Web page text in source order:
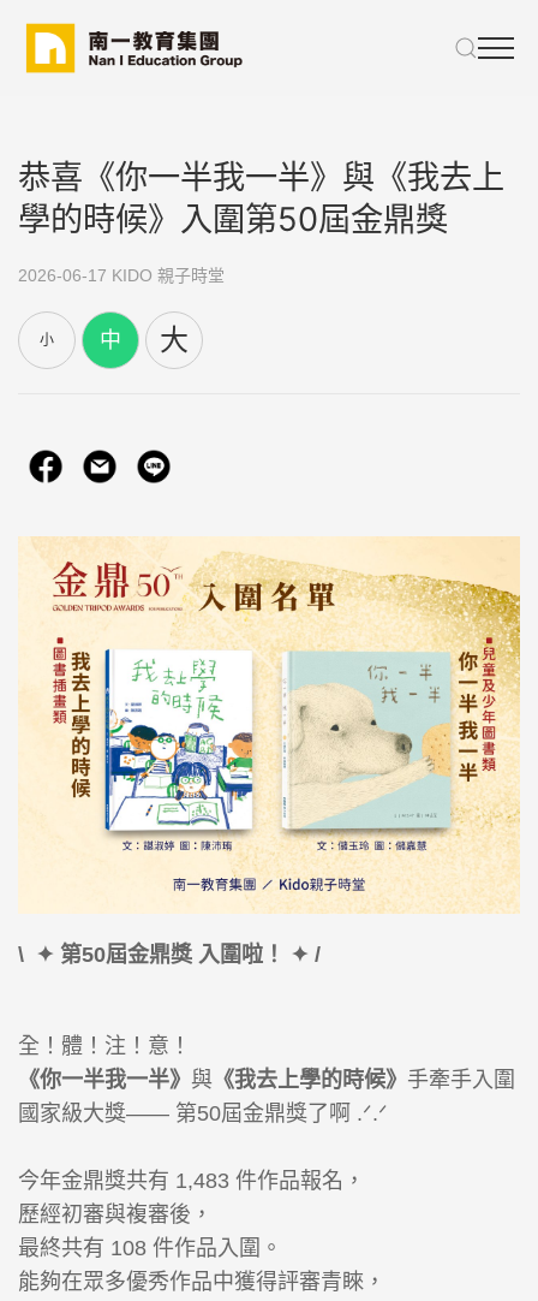
恭喜《你一半我一半》與《我去上
學的時候》入圍第50屆金鼎獎
2026-06-17 KIDO 親子時堂
小 中 大
\ ​ ✦ 第50屆金鼎獎 入圍啦！ ✦ /
全！體！注！意！
《你一半我一半》 與 《我去上學的時候》 手牽手入圍
國家級大獎—— 第50屆金鼎獎了啊 .ᐟ.ᐟ
今年金鼎獎共有 1,483 件作品報名，
歷經初審與複審後，
最終共有 108 件作品入圍。
能夠在眾多優秀作品中獲得評審青睞，